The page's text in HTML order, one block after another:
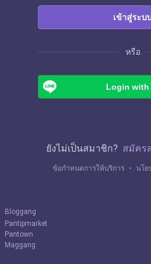
เข้าสู่ระบ
หรือ
Login with
ยังไม่เป็นสมาชิก? สมัคร
ข้อกำหนดการให้บริการ ・ นโย
Bloggang
Pantipmarket
Pantown
Maggang